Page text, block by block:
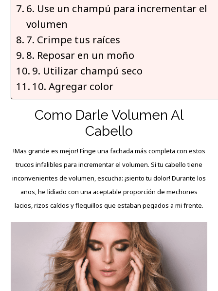
6. Use un champú para incrementar el
volumen
7. Crimpe tus raíces
8. Reposar en un moño
9. Utilizar champú seco
10. Agregar color
Como Darle Volumen Al
Cabello
!Mas grande es mejor! Finge una fachada más completa con estos
trucos infalibles para incrementar el volumen. Si tu cabello tiene
inconvenientes de volumen, escucha: ¡siento tu dolor! Durante los
años, he lidiado con una aceptable proporción de mechones
lacios, rizos caídos y flequillos que estaban pegados a mi frente.